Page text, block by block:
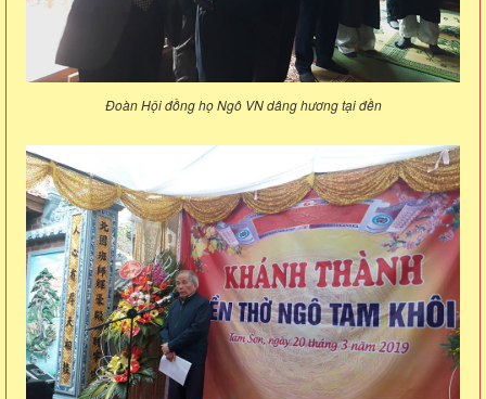
Đoàn Hội đồng họ Ngô VN dâng hương tại đền